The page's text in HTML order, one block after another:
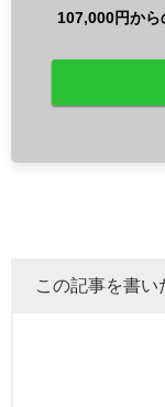
107,000円から
この記事を書い